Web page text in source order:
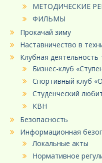
МЕТОДИЧЕСКИЕ
ФИЛЬМЫ
Прокачай зиму
Наставничество в
Клубная деятельность
Бизнес-клуб
Спортивный клуб
Студенческий
КВН
Безопасность
Информационная
Локальные акты
Нормативное